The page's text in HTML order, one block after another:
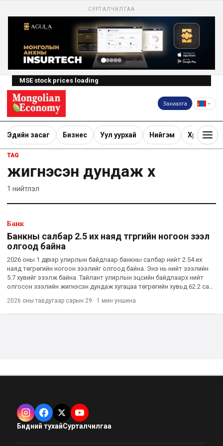
СУРТАЛЧИЛГАА
MSE stock prices loading
Захиалга
Эдийн засаг Бизнес Уул уурхай Нийгэм Хөрөнгө
TAG
жигнэсэн дундаж хүү
1 нийтлэл
Банк
Банкны салбар 2.5 их наяд төгрөгийн ногоон зээл
олгоод байна
2026 оны 1 дүгээр улирлын байдлаар банкны салбар нийт 2.54 их
наяд төгрөгийн ногоон зээлийг олгоод байна. Энэ нь нийт зээлийн
5.7 хувийг эзэлж байна. Тайлант улирлын эцсийн байдлаарх нийт
олгосон зээлийн жигнэсэн дундаж хугацаа төгрөгийн хувьд 62.2 сар,
2026 оны тавдугаар сарын 29 · 1 мин уншина
Бидний тухайСурталчилгаа